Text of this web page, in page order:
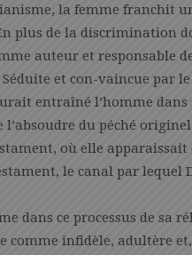
la femme franchit
plus de la discrimination
auteur et responsable
et con-vaincue par
entraîné l’homme dans
l’absoudre du péché
où elle
le canal par
dans ce processus de sa
comme infidèle, adultère